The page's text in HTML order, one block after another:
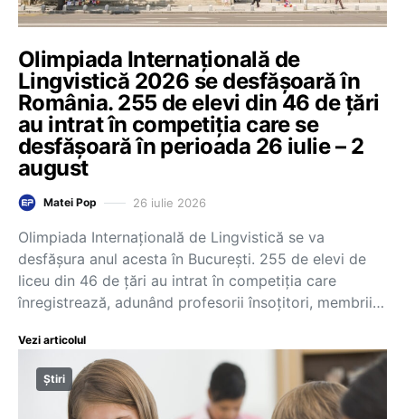
Olimpiada Internațională de
Lingvistică 2026 se desfășoară în
România. 255 de elevi din 46 de țări
au intrat în competiția care se
desfășoară în perioada 26 iulie – 2
august
Matei Pop 26 iulie 2026
Olimpiada Internațională de Lingvistică se va
desfășura anul acesta în București. 255 de elevi de
liceu din 46 de țări au intrat în competiția care
înregistrează, adunând profesorii însoțitori, membrii…
Vezi articolul
Știri